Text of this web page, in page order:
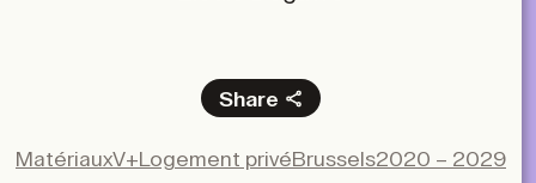
Share
MatériauxV+Logement privéBrussels2020 – 2029